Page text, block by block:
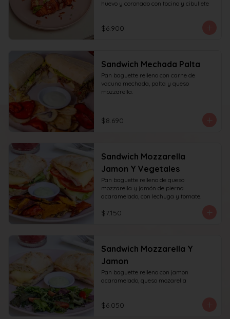
huevo y coronado con tocino y cibullete
$6.900
Sandwich Mechada Palta
Pan baguette relleno con carne de
vacuno mechada, palta y queso
mozzarella.
$8.690
Sandwich Mozzarella
Jamon Y Vegetales
Pan baguette relleno de queso
mozzarella y jamón de pierna
acaramelado, con lechuga y tomate.
$7.150
Sandwich Mozzarella Y
Jamon
Pan baguette relleno con jamon
acaramelado, queso mozarella
$6.050